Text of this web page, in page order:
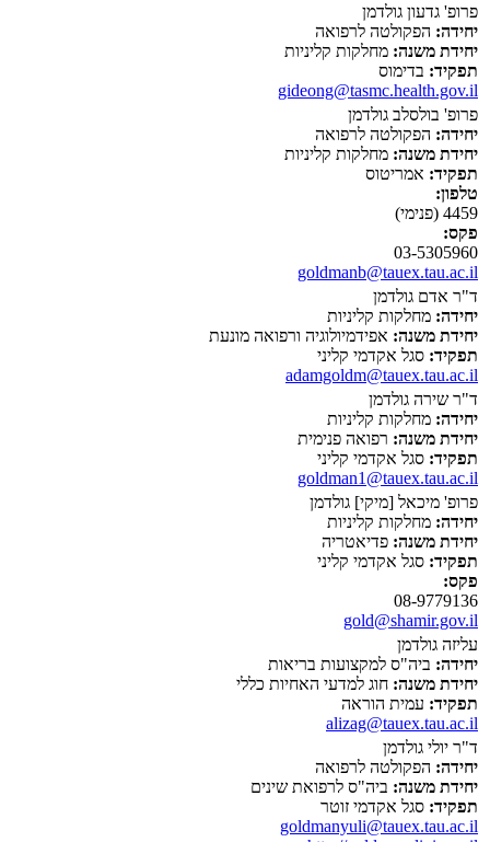
פרופ' גדעון גולדמן
יחידה: הפקולטה לרפואה
יחידת משנה: מחלקות קליניות
תפקיד: בדימוס
gideong@tasmc.health.gov.il
פרופ' בולסלב גולדמן
יחידה: הפקולטה לרפואה
יחידת משנה: מחלקות קליניות
תפקיד: אמריטוס
טלפון:
4459 (פנימי)
פקס:
03-5305960
goldmanb@tauex.tau.ac.il
ד"ר אדם גולדמן
יחידה: מחלקות קליניות
יחידת משנה: אפידמיולוגיה ורפואה מונעת
תפקיד: סגל אקדמי קליני
adamgoldm@tauex.tau.ac.il
ד"ר שירה גולדמן
יחידה: מחלקות קליניות
יחידת משנה: רפואה פנימית
תפקיד: סגל אקדמי קליני
goldman1@tauex.tau.ac.il
פרופ' מיכאל [מיקי] גולדמן
יחידה: מחלקות קליניות
יחידת משנה: פדיאטריה
תפקיד: סגל אקדמי קליני
פקס:
08-9779136
gold@shamir.gov.il
עליזה גולדמן
יחידה: ביה"ס למקצועות בריאות
יחידת משנה: חוג למדעי האחיות כללי
תפקיד: עמית הוראה
alizag@tauex.tau.ac.il
ד"ר יולי גולדמן
יחידה: הפקולטה לרפואה
יחידת משנה: ביה"ס לרפואת שינים
תפקיד: סגל אקדמי זוטר
goldmanyuli@tauex.tau.ac.il